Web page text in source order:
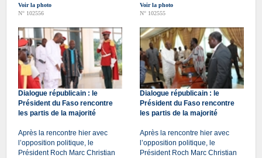
Voir la photo
N° 102556
Voir la photo
N° 102555
Dialogue républicain : le
Président du Faso rencontre
les partis de la majorité
Après la rencontre hier avec
l’opposition politique, le
Président Roch Marc Christian
Dialogue républicain : le
Président du Faso rencontre
les partis de la majorité
Après la rencontre hier avec
l’opposition politique, le
Président Roch Marc Christian